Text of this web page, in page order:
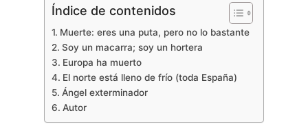
Índice de contenidos
Muerte: eres una puta, pero no lo bastante
Soy un macarra; soy un hortera
Europa ha muerto
El norte está lleno de frío (toda España)
Ángel exterminador
Autor